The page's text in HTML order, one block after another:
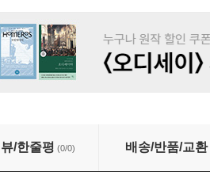
로 정리하는 이론과 방법
/한줄평 (0/0) 배송/반품/교환